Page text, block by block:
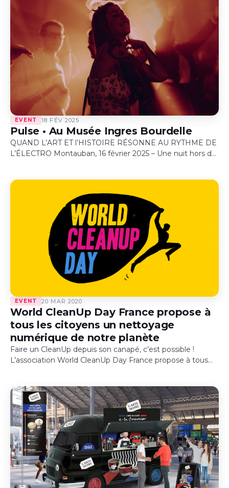
EVENT 18 FÉV 2025
Pulse • Au Musée Ingres Bourdelle
QUAND L’ART ET l’HISTOIRE RÉSONNE AU RYTHME DE
L’ÉLECTRO Montauban, 16 février 2025 – Une nuit hors du
EVENT 20 MAR 2020
World CleanUp Day France propose à
tous les citoyens un nettoyage
numérique de notre planète
Faire un CleanUp depuis son canapé, c’est possible !
L’association World CleanUp Day France propose à tous